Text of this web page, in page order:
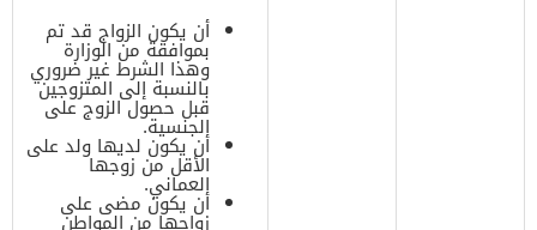
أن يكون الزواج قد تم
بموافقة من الوزارة
وهذا الشرط غير ضروري
بالنسبة إلى المتزوجين
قبل حصول الزوج على
الجنسية.
أن يكون لديها ولد على
الأقل من زوجها
العماني.
أن يكون مضى على
زواجها من المواطن